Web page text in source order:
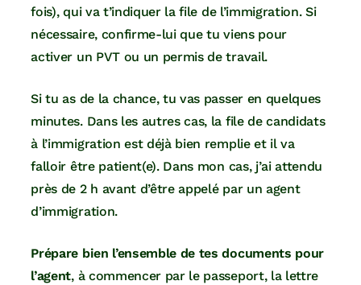
fois), qui va t’indiquer la file de l’immigration. Si
nécessaire, confirme-lui que tu viens pour
activer un PVT ou un permis de travail.
Si tu as de la chance, tu vas passer en quelques
minutes. Dans les autres cas, la file de candidats
à l’immigration est déjà bien remplie et il va
falloir être patient(e). Dans mon cas, j’ai attendu
près de 2 h avant d’être appelé par un agent
d’immigration.
Prépare bien l’ensemble de tes documents pour
l’agent, à commencer par le passeport, la lettre